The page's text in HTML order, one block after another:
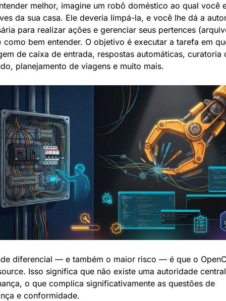
melhor, imagine um robô doméstico ao qual você
da sua casa. Ele deveria limpá-la, e você lhe dá a
para realizar ações e gerenciar seus pertences
como bem entender. O objetivo é executar a tarefa em
de caixa de entrada, respostas automáticas, curatoria
planejamento de viagens e muito mais.
diferencial — e também o maior risco — é que o
Isso significa que não existe uma autoridade
o que complica significativamente as questões de
e conformidade.